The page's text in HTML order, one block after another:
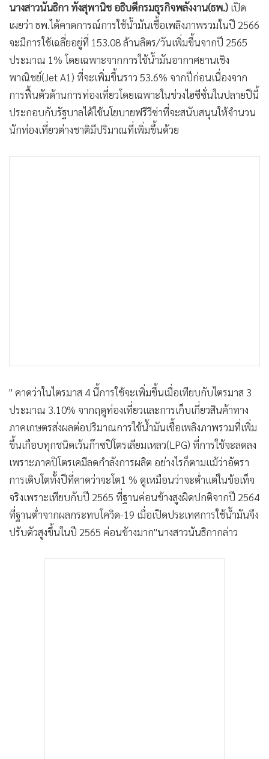
• หุ้น
อินโดจีน
Celeb Online
• Factcheck
• ญี่ปุ่น
• News1
นางสาวนันธิกา ทังสุพานิช อธิบดีกรมธุรกิจพลังงาน(ธพ.) เปิด
เผยว่า ธพ.ได้คาดการณ์การใช้น้ำมันเชื้อเพลิงภาพรวมในปี 2566
จะมีการใช้เฉลี่ยอยู่ที่ 153.08 ล้านลิตร/วันเพิ่มขึ้นจากปี 2565
ประมาณ 1% โดยเฉพาะจากการใช้น้ำมันอากาศยานเชิง
พาณิชย์(Jet A1) ที่จะเพิ่มขึ้นราว 53.6% จากปีก่อนเนื่องจาก
การฟื้นตัวด้านการท่องเที่ยวโดยเฉพาะในช่วงไฮซีซั่นในปลายปีนี้
ประกอบกับรัฐบาลได้ใช้นโยบายฟรีวีซ่าที่จะสนับสนุนให้จำนวน
นักท่องเที่ยวต่างชาติมีปริมาณที่เพิ่มขึ้นด้วย
" คาดว่าในไตรมาส 4 นี้การใช้จะเพิ่มขึ้นเมื่อเทียบกับไตรมาส 3
ประมาณ 3.10% จากฤดูท่องเที่ยวและการเก็บเกี่ยวสินค้าทาง
ภาคเกษตรส่งผลต่อปริมาณการใช้น้ำมันเชื้อเพลิงภาพรวมที่เพิ่ม
ขึ้นเกือบทุกชนิดเว้นก๊าซปิโตรเลียมเหลว(LPG) ที่การใช้จะลดลง
เพราะภาคปิโตรเคมีลดกำลังการผลิต อย่างไรก็ตามแม้ว่าอัตรา
การเติบโตทั้งปีที่คาดว่าจะโต1 % ดูเหมือนว่าจะต่ำแต่ในข้อเท็จ
จริงเพราะเทียบกับปี 2565 ที่ฐานค่อนข้างสูงผิดปกติจากปี 2564
ที่ฐานต่ำจากผลกระทบโควิด-19 เมื่อเปิดประเทศการใช้น้ำมันจึง
ปรับตัวสูงขึ้นในปี 2565 ค่อนข้างมาก"นางสาวนันธิกากล่าว